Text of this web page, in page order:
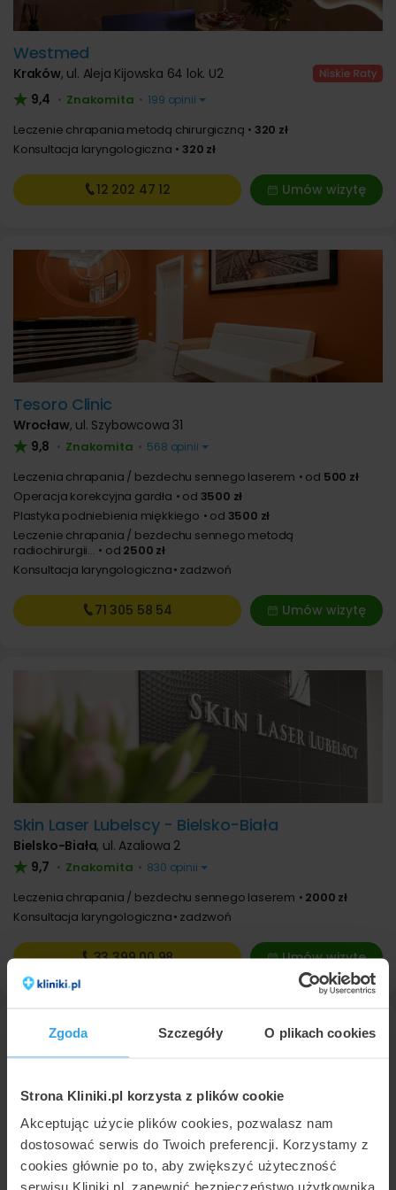
Zgoda Szczegóły O plikach cookies
Strona Kliniki.pl korzysta z plików cookie
Akceptując użycie plików cookies, pozwalasz nam
dostosować serwis do Twoich preferencji. Korzystamy z
cookies głównie po to, aby zwiększyć użyteczność
serwisu Kliniki.pl, zapewnić bezpieczeństwo użytkownika
Westmed
Kraków, ul. Aleja Kijowska 64 lok. U2
9,4 • Znakomita • 199 opinii
Leczenie chrapania metodą chirurgiczną
320 zł
Konsultacja laryngologiczna
320 zł
Umów wizytę
12 202 47 12
Tesoro Clinic
Wrocław, ul. Szybowcowa 31
9,8 • Znakomita • 568 opinii
Leczenia chrapania / bezdechu sennego laserem od 500 zł
Operacja korekcyjna gardła
od 3500 zł
Plastyka podniebienia miękkiego
od 3500 zł
Leczenie chrapania / bezdechu sennego metodą
radiochirurgii...
od 2500 zł
Konsultacja laryngologiczna zadzwoń
Umów wizytę
71 305 58 54
Skin Laser Lubelscy - Bielsko-Biała
Bielsko-Biała, ul. Azaliowa 2
9,7 • Znakomita • 830 opinii
Leczenia chrapania / bezdechu sennego laserem
2000 zł
Konsultacja laryngologiczna zadzwoń
Umów wizytę
33 39900 98
Skin Laser Lubelscy - Katowice